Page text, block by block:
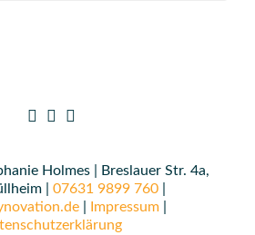
Holmes | Breslauer Str. 4a,
| 07631 9899 760|
Impressum